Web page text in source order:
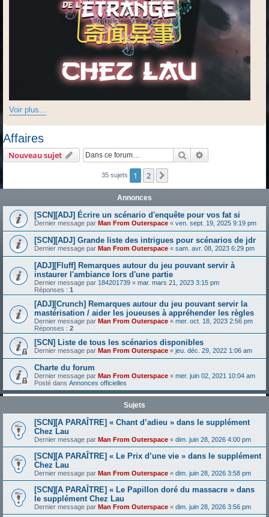
Voir plus...
Affaires
Nouveau sujet Rechercher
35 sujets 1 2
Annonces
[SCN][ADJ] Écrire un scénario d'enquête pour vos fat si
Dernier message par Man From Outerspace « ven. sept. 19, 2025 9:19 pm
[SCN][ADJ] Grande liste des intrigues pour scénarios de jdr
Dernier message par Man From Outerspace « sam. avr. 08, 2023 6:29 pm
[ADJ][Fluff] Remarques autour du jeu pouvant servir à
instaurer l'ambiance lors d'une partie
Dernier message par 184201739 « mar. mars 21, 2023 3:15 pm
Réponses : 1
[ADJ][Crunch] Remarques autour du jeu pouvant servir la
mastérisation / aider les joueuses à appréhender les règles
Dernier message par Man From Outerspace « mer. oct. 18, 2023 2:56 pm
Réponses : 2
[SCN] Liste de tous les scénarios disponibles
Dernier message par Man From Outerspace « jeu. déc. 29, 2022 1:06 am
Charte du forum
Dernier message par Man From Outerspace « mer. juin 02, 2021 10:04 am
Posté dans Annonces officielles
Sujets
[SCN][A PARAÎTRE] « Chant d’adieu » dans le supplément
Chez Lau
Dernier message par Man From Outerspace « dim. juin 28, 2026 4:00 pm
[SCN][A PARAÎTRE] « Le Prix d’une vie » dans le supplément
Chez Lau
Dernier message par Man From Outerspace « dim. juin 28, 2026 3:58 pm
[SCN][A PARAÎTRE] « Le Papillon doré du massacre » dans
le supplément Chez Lau
Dernier message par Man From Outerspace « dim. juin 28, 2026 3:56 pm